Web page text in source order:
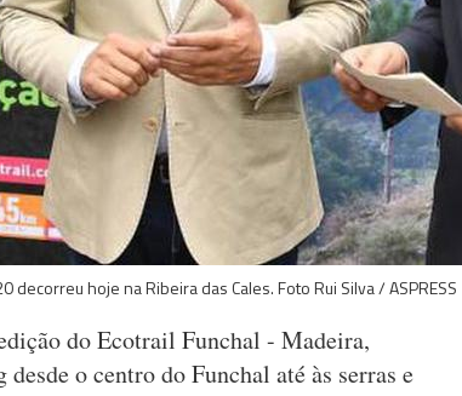
hoje na Ribeira das Cales. Foto Rui Silva / ASPRESS
do Ecotrail Funchal - Madeira,
o centro do Funchal até às serras e